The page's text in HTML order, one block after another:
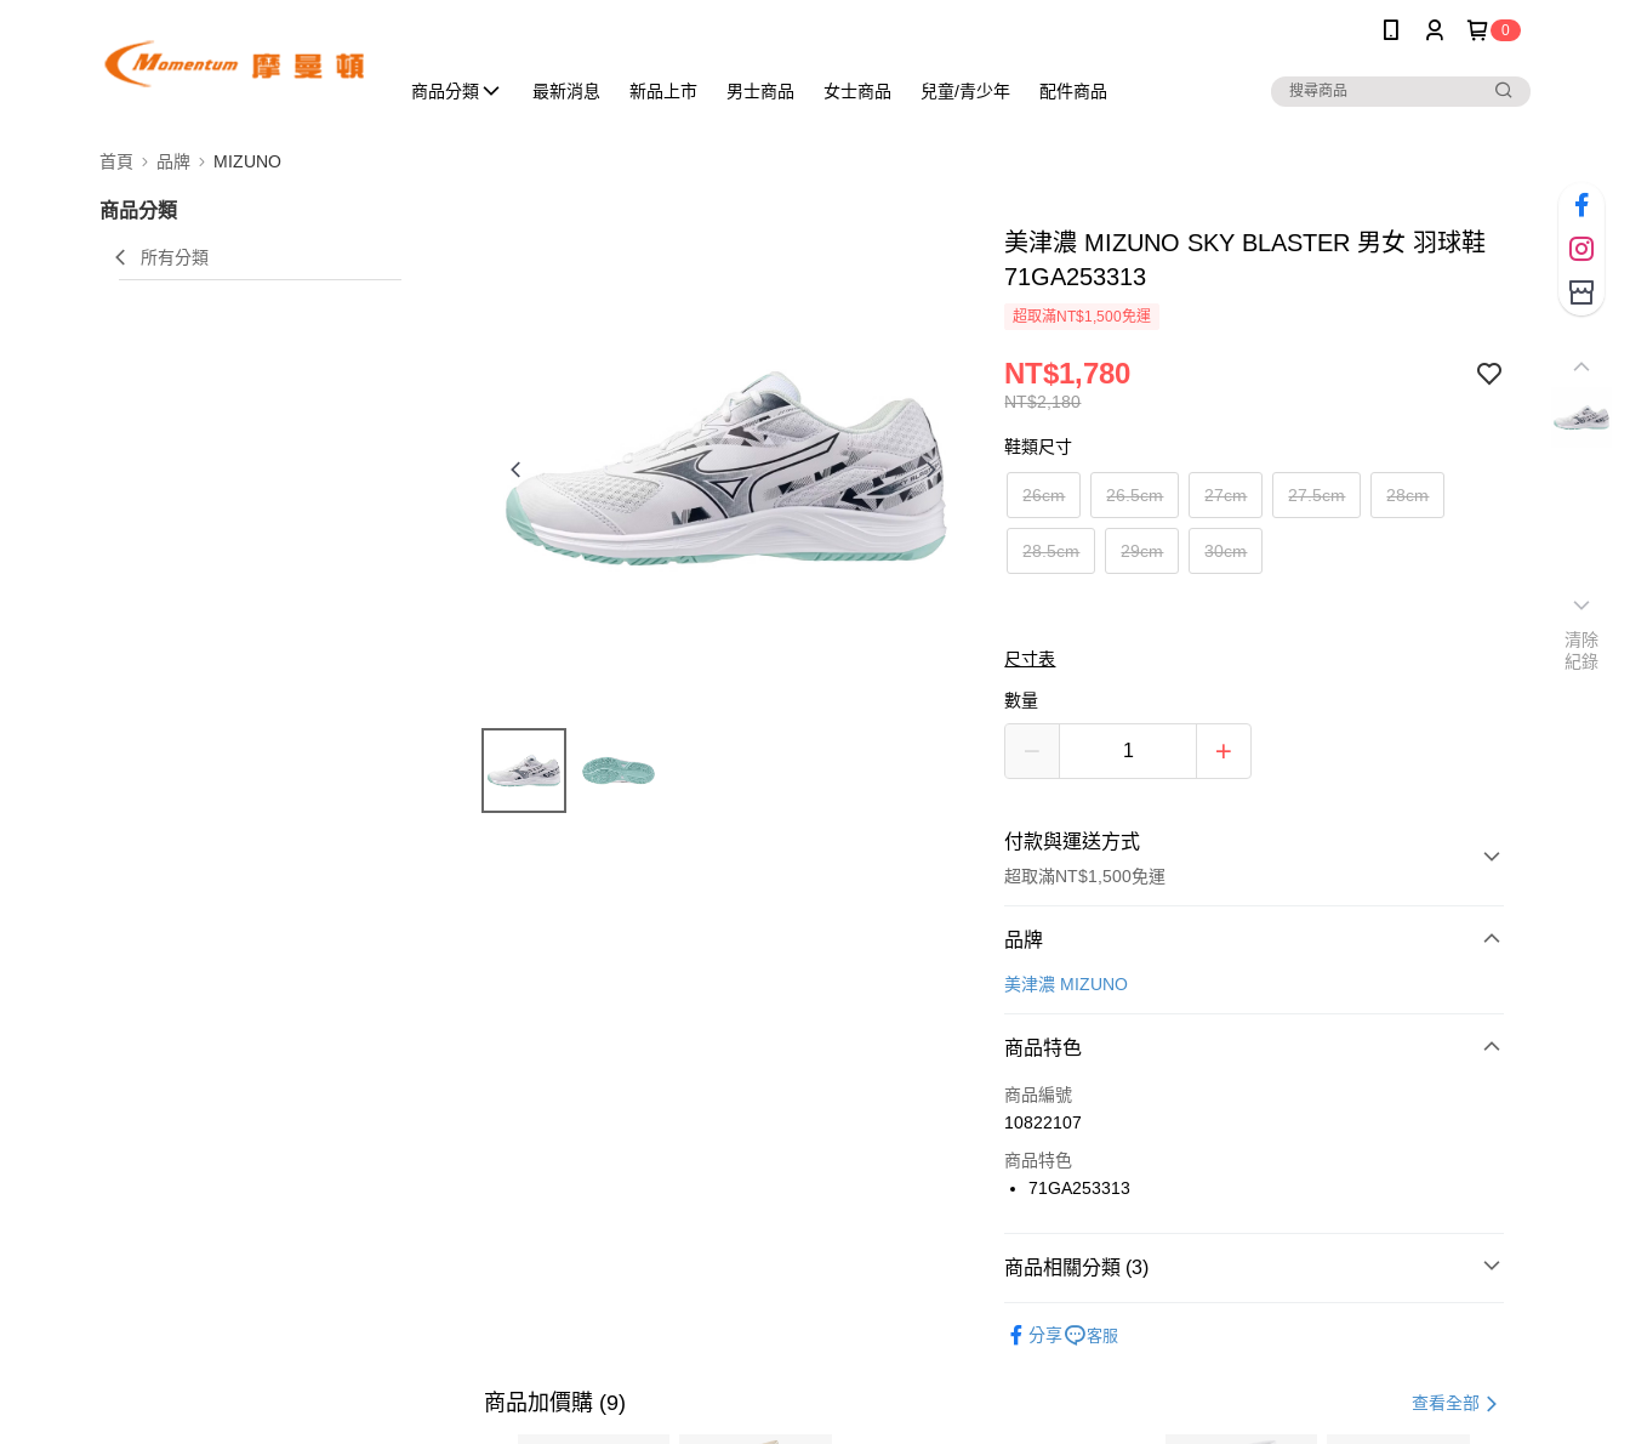
0
商品分類 最新消息 新品上市 男士商品 女士商品 兒童/青少年 配件商品
首頁 品牌 MIZUNO
商品分類
所有分類
美津濃 MIZUNO SKY BLASTER 男女 羽球鞋
71GA253313
超取滿NT$1,500免運
NT$2,180
NT$1,780
鞋類尺寸
26cm 26.5cm 27cm 27.5cm 28cm
28.5cm 29cm 30cm
尺寸表
數量
付款與運送方式
超取滿NT$1,500免運
付款方式
信用卡一次付款
合作金庫商業銀行
華南商業銀行
上海商業儲蓄銀行
國泰世華商業銀行
聯邦商業銀行
台新國際商業銀行
LINE Pay
Apple Pay
【關於「AFTEE先享後付」】
品牌
美津濃 MIZUNO
商品特色
商品編號
10822107
商品特色
71GA253313
商品相關分類 (3)
分享 客服
商品加價購 (9) 查看全部
清除
紀錄